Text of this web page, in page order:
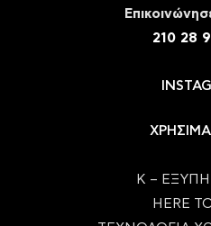
210 28
ΧΡΗΣΙΜΑ
Κ –
HERE